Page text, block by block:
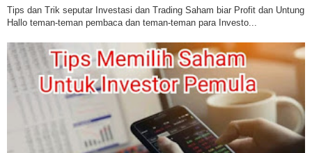
Tips dan Trik seputar Investasi dan Trading Saham biar Profit dan Untung
Hallo teman-teman pembaca dan teman-teman para Investo...